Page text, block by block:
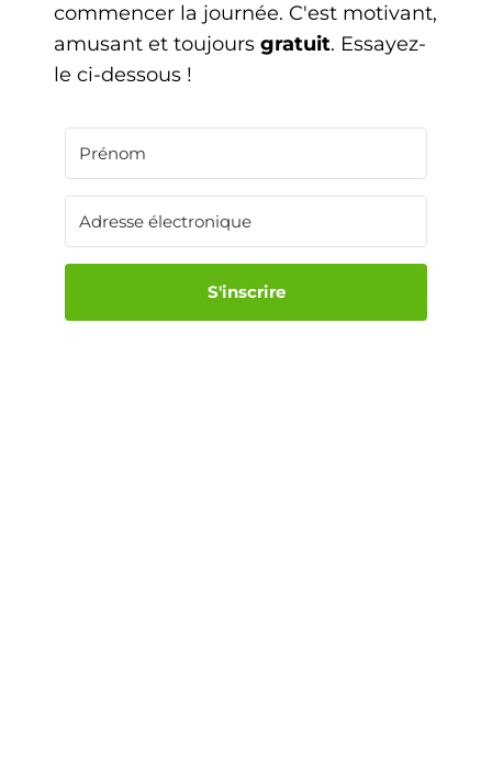
commencer la journée. C'est motivant,
amusant et toujours gratuit. Essayez-
le ci-dessous !
S'inscrire